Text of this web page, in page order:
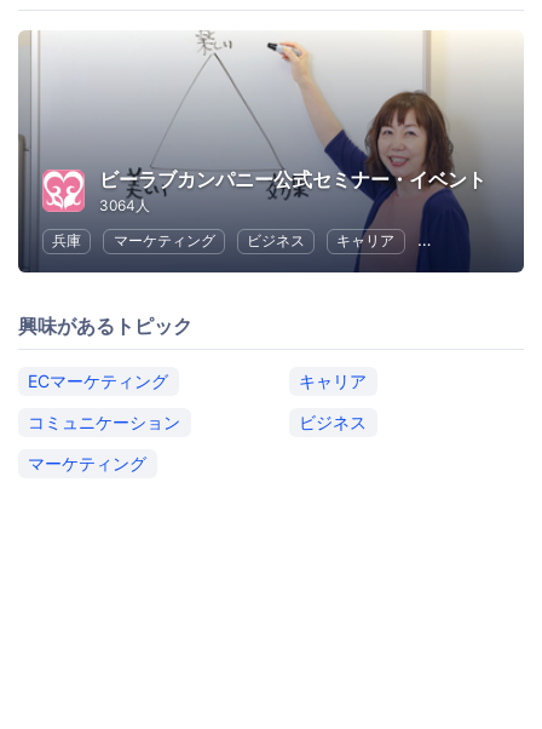
ビーラブカンパニー公式セミナー・イベント
3064人
兵庫
マーケティング ビジネス キャリア コミュニケーシ
興味があるトピック
ECマーケティング
キャリア
コミュニケーション
ビジネス
マーケティング